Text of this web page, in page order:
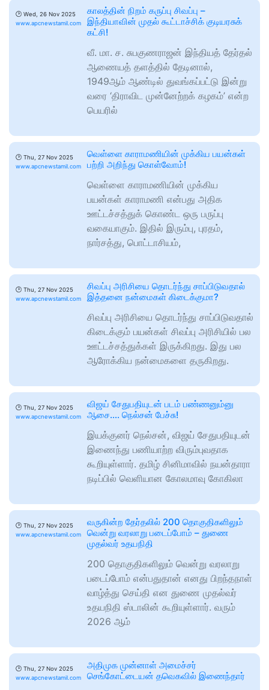
🕑 Wed, 26 Nov 2025
www.apcnewstamil.com
காலத்தின் நிறம் கருப்பு சிவப்பு –
இந்தியாவின் முதல் கூட்டாச்சிக் குடியரசுக்
கட்சி!
வீ. மா. ச. சுபகுணராஜன் இந்தியத் தேர்தல்
ஆணையத் தளத்தில் தேடினால்,
1949ஆம் ஆண்டில் துவங்கப்பட்டு இன்று
வரை ‘திராவிட முன்னேற்றக் கழகம்’ என்ற
பெயரில்
🕑 Thu, 27 Nov 2025
www.apcnewstamil.com
வெள்ளை காராமணியின் முக்கிய பயன்கள்
பற்றி அறிந்து கொள்வோம்!
வெள்ளை காராமணியின் முக்கிய
பயன்கள் காராமணி என்பது அதிக
ஊட்டச்சத்துக் கொண்ட ஒரு பருப்பு
வகையாகும். இதில் இரும்பு, புரதம்,
நார்சத்து, பொட்டாசியம்,
🕑 Thu, 27 Nov 2025
www.apcnewstamil.com
சிவப்பு அரிசியை தொடர்ந்து சாப்பிடுவதால்
இத்தனை நன்மைகள் கிடைக்குமா?
சிவப்பு அரிசியை தொடர்ந்து சாப்பிடுவதால்
கிடைக்கும் பயன்கள் சிவப்பு அரிசியில் பல
ஊட்டச்சத்துக்கள் இருக்கிறது. இது பல
ஆரோக்கிய நன்மைகளை தருகிறது.
🕑 Thu, 27 Nov 2025
www.apcnewstamil.com
விஜய் சேதுபதியுடன் படம் பண்ணனும்னு
ஆசை…. நெல்சன் பேச்சு!
இயக்குனர் நெல்சன், விஜய் சேதுபதியுடன்
இணைந்து பணியாற்ற விரும்புவதாக
கூறியுள்ளார். தமிழ் சினிமாவில் நயன்தாரா
நடிப்பில் வெளியான கோலமாவு கோகிலா
🕑 Thu, 27 Nov 2025
www.apcnewstamil.com
வருகின்ற தேர்தலில் 200 தொகுதிகளிலும்
வென்று வரலாறு படைப்போம் – துணை
முதல்வர் உதயநிதி
200 தொகுதிகளிலும் வென்று வரலாறு
படைப்போம் என்பதுதான் எனது பிறந்தநாள்
வாழ்த்து செய்தி என துணை முதல்வர்
உதயநிதி ஸ்டாலின் கூறியுள்ளார். வரும்
2026 ஆம்
🕑 Thu, 27 Nov 2025
www.apcnewstamil.com
அதிமுக முன்னாள் அமைச்சர்
செங்கோட்டையன் தவெகவில் இணைந்தார்